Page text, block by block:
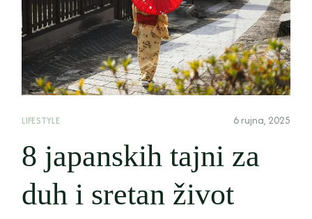
LIFESTYLE 6 rujna, 2025
8 japanskih tajni za
duh i sretan život